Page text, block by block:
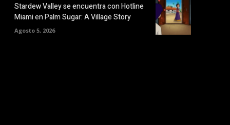
Stardew Valley se encuentra con Hotline
Miami en Palm Sugar: A Village Story
Agosto 5, 2026